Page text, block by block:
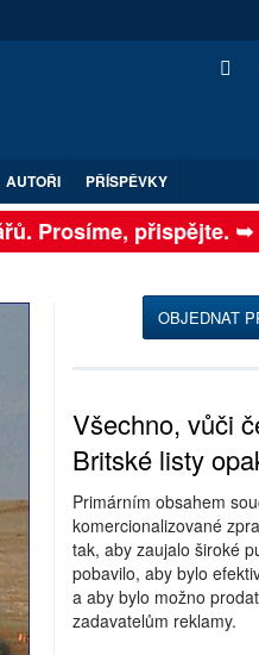
AUTOŘI PŘÍSPĚVKY
Prosíme, přispějte. ➥
OBJEDNAT
Všechno, vůči
Britské listy
Primárním obsahem
komercionalizované
tak, aby zaujalo široké
pobavilo, aby bylo
a aby bylo možno
zadavatelům reklamy.